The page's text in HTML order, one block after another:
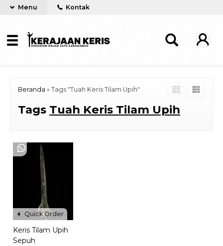
Menu Kontak
Beranda » Tags "Tuah Keris Tilam Upih"
Tags Tuah Keris Tilam Upih
Quick Order
Keris Tilam Upih
Sepuh